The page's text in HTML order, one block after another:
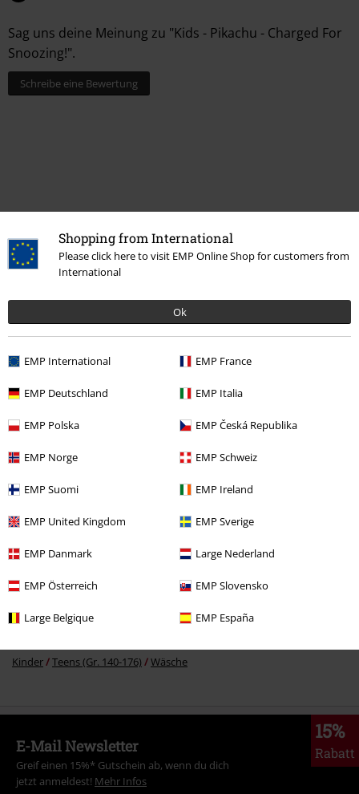
Shopping from International
Please click here to visit EMP Online Shop for customers from
International
Ok
EMP International EMP France
EMP Deutschland EMP Italia
EMP Polska EMP Česká Republika
EMP Norge EMP Schweiz
EMP Suomi EMP Ireland
EMP United Kingdom EMP Sverige
EMP Danmark Large Nederland
EMP Österreich EMP Slovensko
Large Belgique EMP España
Sag uns deine Meinung zu "Kids - Pikachu - Charged For
Snoozing!".
Schreibe eine Bewertung
Zuletzt angesehene Artikel
UVP
Kinder Teens (Gr. 140-176) Wäsche
15%
Rabatt
E-Mail Newsletter
Greif einen 15%* Gutschein ab, wenn du dich
jetzt anmeldest! Mehr Infos